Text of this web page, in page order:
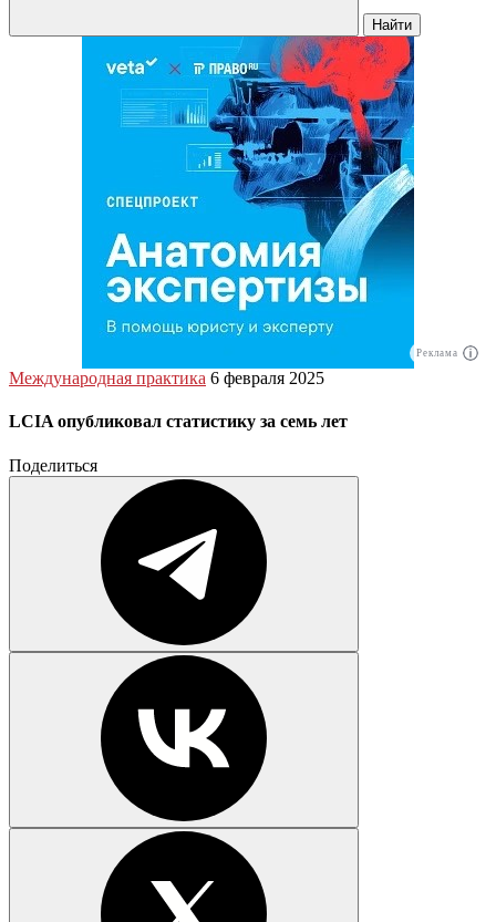
Найти
Реклама
Международная практика 6 февраля 2025
LCIA опубликовал статистику за семь лет
Поделиться